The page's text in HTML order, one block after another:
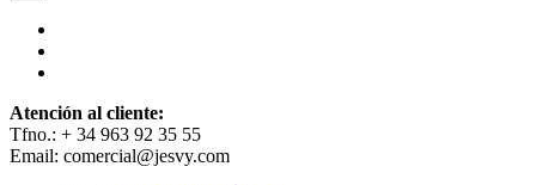
Atención al cliente:
Tfno.: + 34 963 92 35 55
Email: comercial@jesvy.com